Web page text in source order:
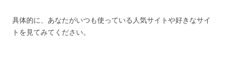
具体的に、あなたがいつも使っている人気サイトや好きなサイ
トを見てみてください。